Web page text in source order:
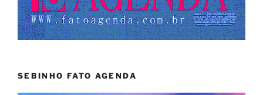
SEBINHO FATO AGENDA